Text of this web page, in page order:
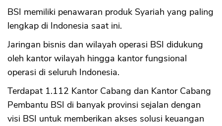
BSI memiliki penawaran produk Syariah yang paling
lengkap di Indonesia saat ini.
Jaringan bisnis dan wilayah operasi BSI didukung
oleh kantor wilayah hingga kantor fungsional
operasi di seluruh Indonesia.
Terdapat 1.112 Kantor Cabang dan Kantor Cabang
Pembantu BSI di banyak provinsi sejalan dengan
visi BSI untuk memberikan akses solusi keuangan